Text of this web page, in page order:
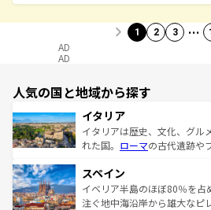
1 2 3 …
AD
AD
人気の国と地域から探す
イタリア
イタリアは歴史、文化、グル
れた国。 ローマの古代遺跡や
ろん、トスカーナの美しい田
景など、自然景観も見逃せな
ピザやパスタなど、絶品のイ
スペイン
イベリア半島のほぼ80％を占
注ぐ地中海沿岸から雄大なピ